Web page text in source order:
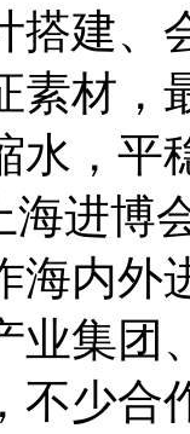
搭建、
素材，
水，平
海进博
海内外
业集团
不少合